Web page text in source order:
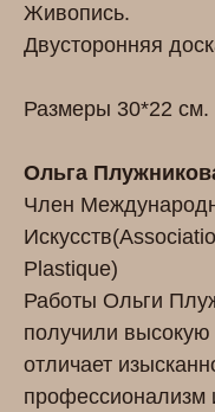
Живопись.
Двусторонняя
Размеры 30*22 см.
Ольга
Член
Plastique)
Работы Ольги
получили
отличает
профессионализм